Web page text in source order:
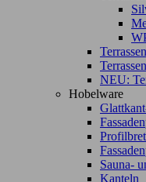
NEU:
Hobelware
Sauna-
Kanteln